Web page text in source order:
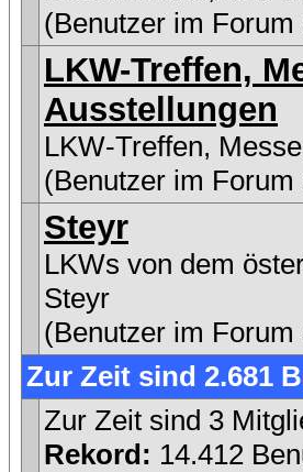
(Benutzer im
LKW-Treffen,
Ausstellungen
LKW-Treffen,
(Benutzer im
Steyr
LKWs von dem
Steyr
(Benutzer im
Zur Zeit sind 2.681
Zur Zeit sind 3
Rekord: 14.412